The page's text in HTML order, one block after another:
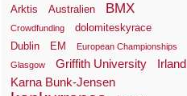
Arktis Australien BMX
Crowdfunding
dolomiteskyrace
Dublin
EM
European Championships
Glasgow
Griffith University
Irland
Karna Bunk-Jensen